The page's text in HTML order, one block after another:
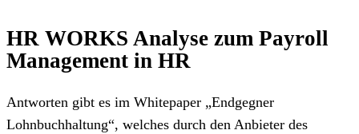
HR WORKS Analyse zum Payroll
Management in HR
Antworten gibt es im Whitepaper „Endgegner
Lohnbuchhaltung“, welches durch den Anbieter des